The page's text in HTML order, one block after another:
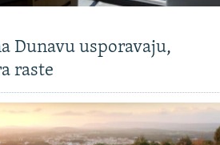
Dunavu usporavaju,
raste